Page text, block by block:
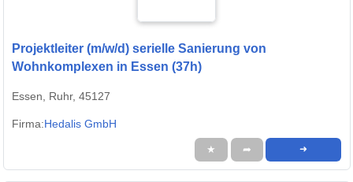
Projektleiter (m/w/d) serielle Sanierung von
Wohnkomplexen in Essen (37h)
Essen, Ruhr, 45127
Firma:Hedalis GmbH
★ ➦ ➜